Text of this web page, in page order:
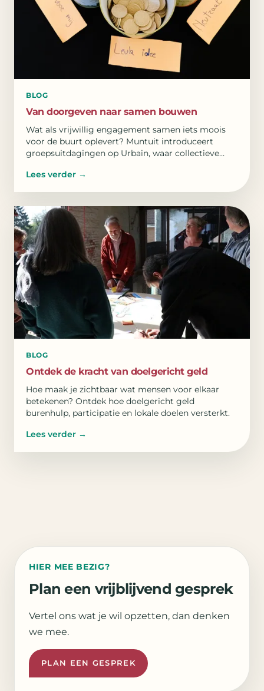
BLOG
Van doorgeven naar samen bouwen
Wat als vrijwillig engagement samen iets moois
voor de buurt oplevert? Muntuit introduceert
groepsuitdagingen op Urbain, waar collectieve
Lees verder →
BLOG
Ontdek de kracht van doelgericht geld
Hoe maak je zichtbaar wat mensen voor elkaar
betekenen? Ontdek hoe doelgericht geld
burenhulp, participatie en lokale doelen versterkt.
Lees verder →
HIER MEE BEZIG?
Plan een vrijblijvend gesprek
Vertel ons wat je wil opzetten, dan denken
we mee.
PLAN EEN GESPREK